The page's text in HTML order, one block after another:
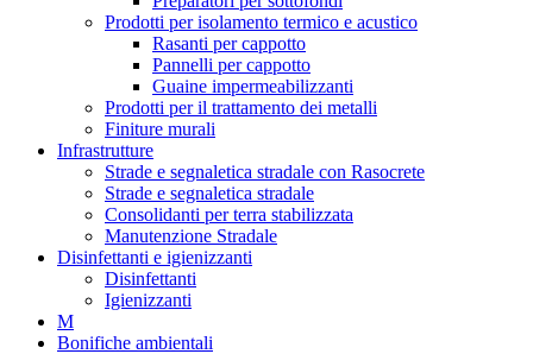
Prodotti per isolamento termico e acustico
Rasanti per cappotto
Pannelli per cappotto
Guaine impermeabilizzanti
Prodotti per il trattamento dei metalli
Finiture murali
Infrastrutture
Strade e segnaletica stradale con Rasocrete
Strade e segnaletica stradale
Consolidanti per terra stabilizzata
Manutenzione Stradale
Disinfettanti e igienizzanti
Disinfettanti
Igienizzanti
M
Bonifiche ambientali